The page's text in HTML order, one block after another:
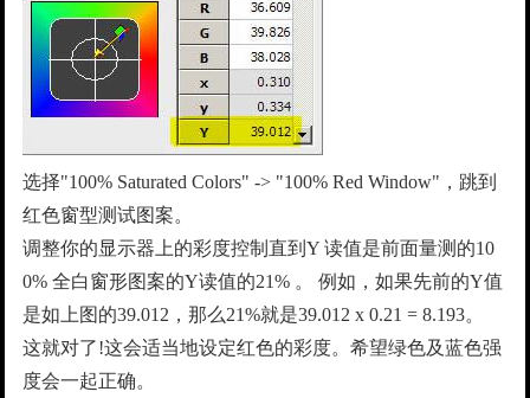
选择"100% Saturated Colors" -> "100% Red Window"，跳到
红色窗型测试图案。
调整你的显示器上的彩度控制直到Y 读值是前面量测的10
0% 全白窗形图案的Y读值的21% 。 例如，如果先前的Y值
是如上图的39.012，那么21%就是39.012 x 0.21 = 8.193。
这就对了!这会适当地设定红色的彩度。希望绿色及蓝色强
度会一起正确。